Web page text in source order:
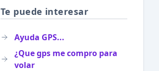
Te puede interesar
Ayuda GPS...
¿Que gps me compro para
volar